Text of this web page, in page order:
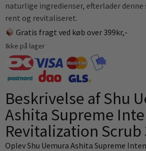
naturlige ingredienser, efterlader
rent og revitaliseret.
Gratis fragt ved køb over 399kr,-
Ikke på lager
Beskrivelse af Shu
Ashita Supreme
Revitalization Scrub
Oplev Shu Uemura Ashita Supreme